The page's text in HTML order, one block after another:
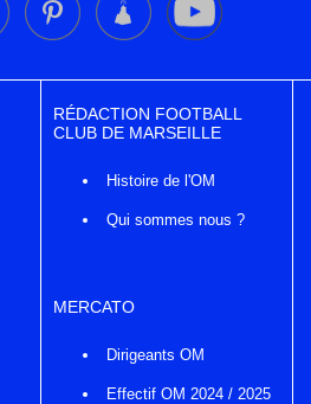
RÉDACTION FOOTBALL
CLUB DE MARSEILLE
Histoire de l'OM
Qui sommes nous ?
MERCATO
Dirigeants OM
Effectif OM 2024 / 2025